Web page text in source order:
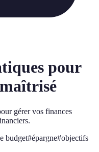
pour
gérer vos finances
budget#épargne#objectifs